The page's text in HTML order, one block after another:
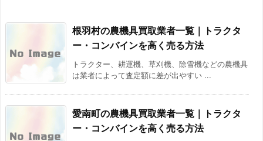
根羽村の農機具買取業者一覧｜トラクタ
ー・コンバインを高く売る方法
トラクター、耕運機、草刈機、除雪機などの農機具
は業者によって査定額に差が出やすい ...
愛南町の農機具買取業者一覧｜トラクタ
ー・コンバインを高く売る方法